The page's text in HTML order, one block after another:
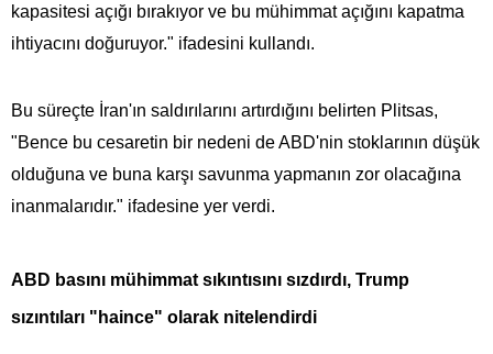
kapasitesi açığı bırakıyor ve bu mühimmat açığını kapatma
ihtiyacını doğuruyor." ifadesini kullandı.
Bu süreçte İran'ın saldırılarını artırdığını belirten Plitsas,
"Bence bu cesaretin bir nedeni de ABD'nin stoklarının düşük
olduğuna ve buna karşı savunma yapmanın zor olacağına
inanmalarıdır." ifadesine yer verdi.
ABD basını mühimmat sıkıntısını sızdırdı, Trump
sızıntıları "haince" olarak nitelendirdi